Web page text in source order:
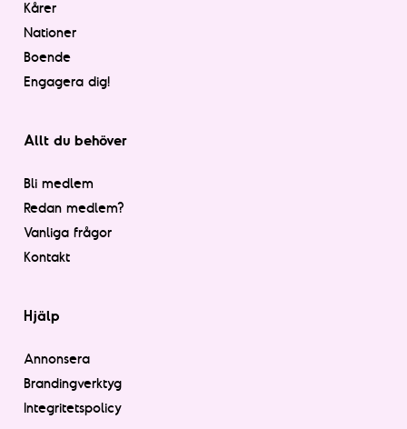
Kårer
Nationer
Boende
Engagera dig!
Allt du behöver
Bli medlem
Redan medlem?
Vanliga frågor
Kontakt
Hjälp
Annonsera
Brandingverktyg
Integritetspolicy